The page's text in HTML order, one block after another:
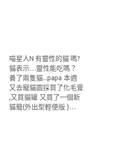
喵星人N 有靈性的貓 嗎?
貓表示…靈性能吃嗎？
養了兩隻貓...papa 本週
又去寵貓園採買了化毛膏
,又買貓罐 又買了一個新
貓籠(外出型輕便版 )…